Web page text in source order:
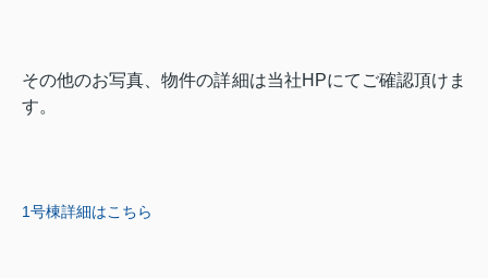
その他のお写真、物件の詳細は当社HPにてご確認頂けま
す。
1号棟詳細はこちら